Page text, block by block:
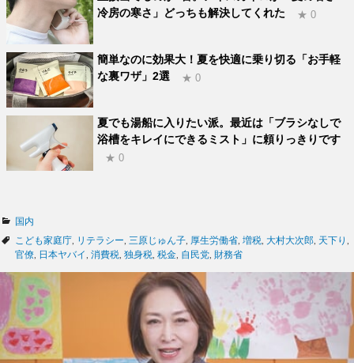
冷房の寒さ」どっちも解決してくれた
★ 0
簡単なのに効果大！夏を快適に乗り切る「お手軽
な裏ワザ」2選
★ 0
夏でも湯船に入りたい派。最近は「ブラシなしで
浴槽をキレイにできるミスト」に頼りっきりです
★ 0
カ
テ
ゴ
ー
国内
タ
グ
こども家庭庁 リテラシー 三原じゅん子 厚生労働省 増税 大村大次郎 天下り
官僚
日本ヤバイ 消費税 独身税 税金 自民党 財務省